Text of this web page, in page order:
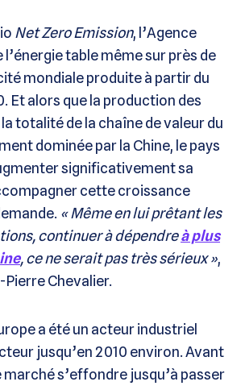
Net Zero Emission, l’Agence
table même sur près de
mondiale produite à partir du
Et alors que la production des
totalité de la chaîne de valeur du
dominée par la Chine, le pays
significativement sa
cette croissance
« Même en lui prêtant les
continuer à dépendreà plus
, ce ne serait pas très sérieux »,
Chevalier.
a été un acteur industriel
jusqu’en 2010 environ. Avant
marché s’effondre jusqu’à passer